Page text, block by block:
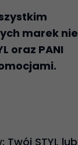
marek nie
oraz PANI
STYL lub